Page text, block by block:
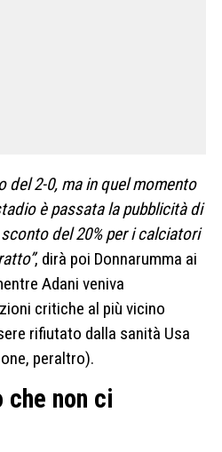
del 2-0, ma in quel momento
è passata la pubblicità di
del 20% per i calciatori
, dirà poi Donnarumma ai
Adani veniva
critiche al più vicino
rifiutato dalla sanità Usa
peraltro).
non ci